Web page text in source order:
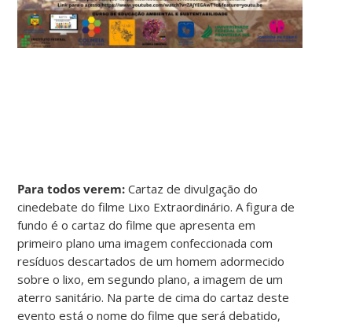
Para todos verem: Cartaz de divulgação do
cinedebate do filme Lixo Extraordinário. A figura de
fundo é o cartaz do filme que apresenta em
primeiro plano uma imagem confeccionada com
resíduos descartados de um homem adormecido
sobre o lixo, em segundo plano, a imagem de um
aterro sanitário. Na parte de cima do cartaz deste
evento está o nome do filme que será debatido,